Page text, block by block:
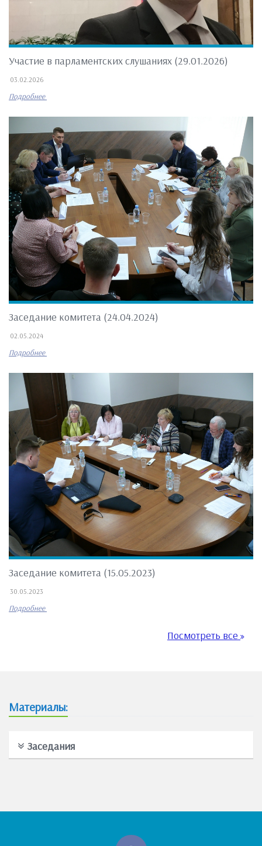
Участие в парламентских слушаниях (29.01.2026)
03.02.2026
Подробнее
Заседание комитета (24.04.2024)
02.05.2024
Подробнее
Заседание комитета (15.05.2023)
30.05.2023
Подробнее
Посмотреть все
Материалы:
Заседания